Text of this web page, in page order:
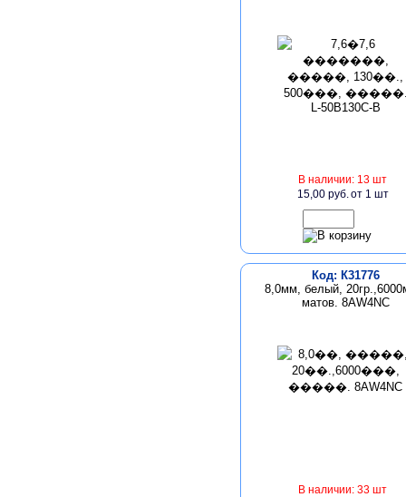
В наличии: 13 шт
15,00 руб.от 1 шт
Код: К31776
8,0мм, белый,
матов. 8AW4NC
В наличии: 33 шт